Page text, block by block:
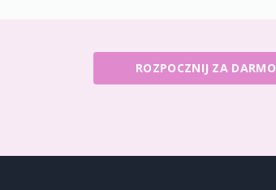
ROZPOCZNIJ ZA DARMO